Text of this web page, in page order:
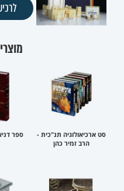
סט ארכיאולוגיה תנ"כית -
הרב זמיר כהן
ספר